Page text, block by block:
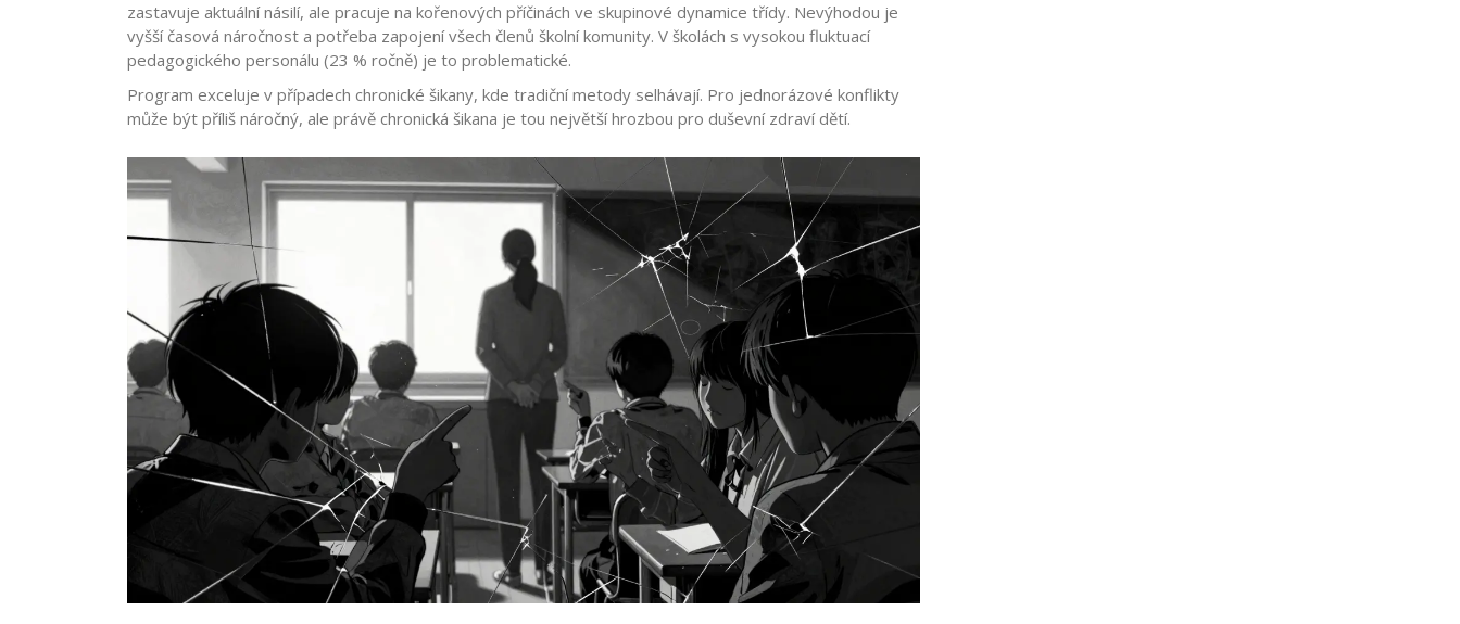
zastavuje aktuální násilí, ale pracuje na kořenových příčinách ve skupinové dynamice třídy. Nevýhodou je
vyšší časová náročnost a potřeba zapojení všech členů školní komunity. V školách s vysokou fluktuací
pedagogického personálu (23 % ročně) je to problematické.
Program exceluje v případech chronické šikany, kde tradiční metody selhávají. Pro jednorázové konflikty
může být příliš náročný, ale právě chronická šikana je tou největší hrozbou pro duševní zdraví dětí.